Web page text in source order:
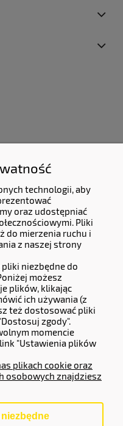
technologii, aby
oraz udostępniać
Pliki
do mierzenia ruchu i
z naszej strony
pliki niezbędne do
możesz
plików, klikając
ich używania (z
też dostosować pliki
zgody".
momencie
"Ustawienia plików
plikach cookie oraz
osobowych znajdziesz